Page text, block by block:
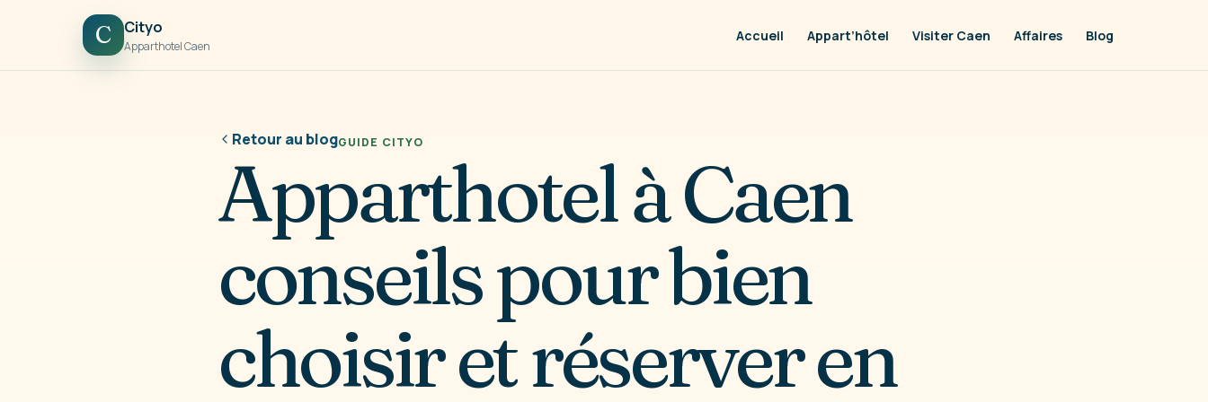
C Cityo
Apparthotel Caen
Accueil Appart’hôtel Visiter Caen Affaires Blog
Retour au blogGUIDE CITYO
Apparthotel à Caen
conseils pour bien
choisir et réserver en